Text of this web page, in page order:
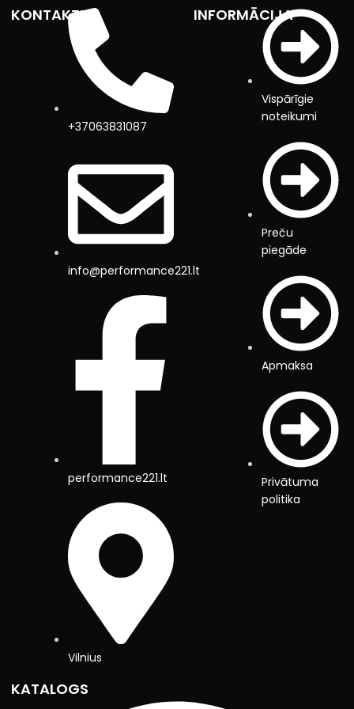
KONTAKTI
+37063831087
info@performance221.lt
performance221.lt
Vilnius
INFORMĀCIJA
Vispārīgie
noteikumi
Preču
piegāde
Apmaksa
Privātuma
politika
KATALOGS